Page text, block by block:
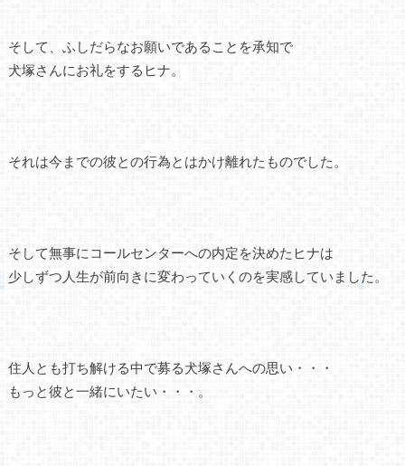
そして、ふしだらなお願いであることを承知で
犬塚さんにお礼をするヒナ。
それは今までの彼との行為とはかけ離れたものでした。
そして無事にコールセンターへの内定を決めたヒナは
少しずつ人生が前向きに変わっていくのを実感していました。
住人とも打ち解ける中で募る犬塚さんへの思い・・・
もっと彼と一緒にいたい・・・。